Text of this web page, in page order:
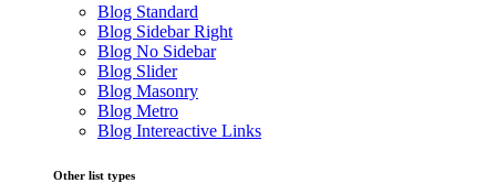
Blog Standard
Blog Sidebar Right
Blog No Sidebar
Blog Slider
Blog Masonry
Blog Metro
Blog Intereactive Links
Other list types